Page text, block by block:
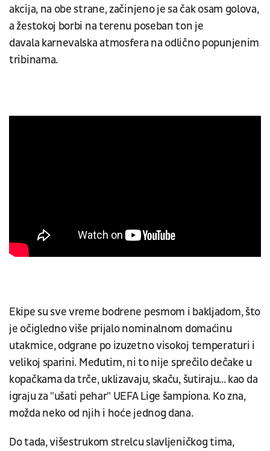
akcija, na obe strane, začinjeno je sa čak osam golova,
a žestokoj borbi na terenu poseban ton je
davala karnevalska atmosfera na odlično popunjenim
tribinama.
Ekipe su sve vreme bodrene pesmom i bakljadom, što
je očigledno više prijalo nominalnom domaćinu
utakmice, odgrane po izuzetno visokoj temperaturi i
velikoj sparini. Međutim, ni to nije sprečilo dečake u
kopačkama da trče, uklizavaju, skaču, šutiraju... kao da
igraju za "ušati pehar" UEFA Lige šampiona. Ko zna,
možda neko od njih i hoće jednog dana.
Do tada, višestrukom strelcu slavljeničkog tima,